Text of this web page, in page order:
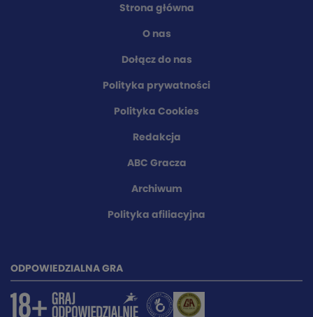
Strona główna
O nas
Dołącz do nas
Polityka prywatności
Polityka Cookies
Redakcja
ABC Gracza
Archiwum
Polityka afiliacyjna
ODPOWIEDZIALNA GRA